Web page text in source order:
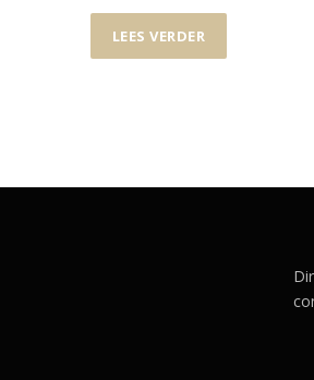
LEES VERDER